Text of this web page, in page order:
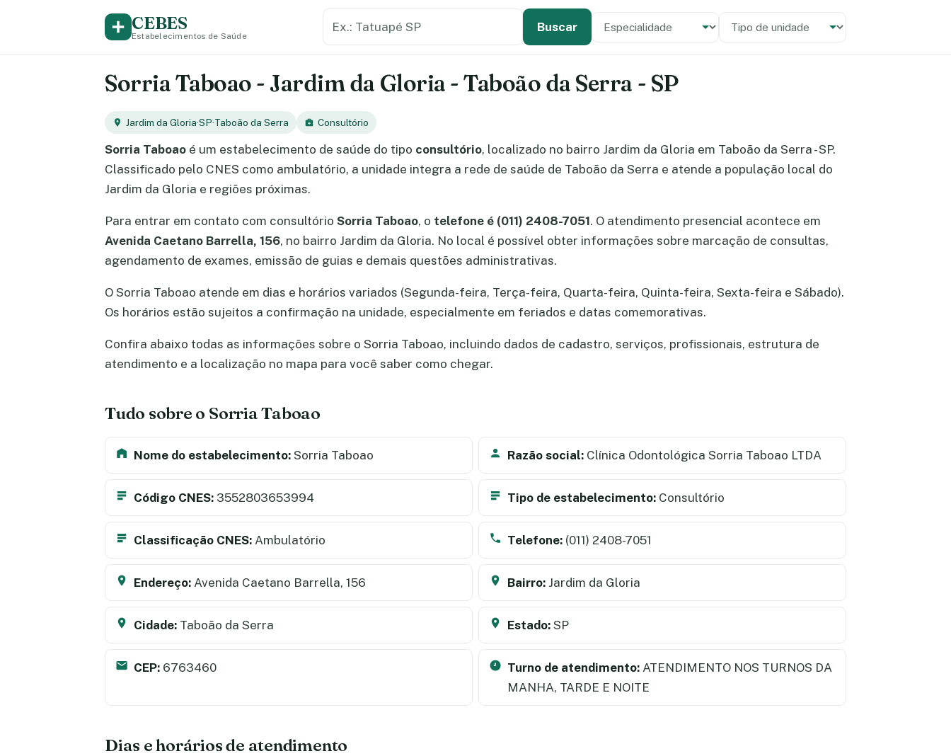
CEBES
Estabelecimentos de Saúde
Buscar Especialidade
Tipo de unidade
Sorria Taboao - Jardim da Gloria - Taboão da Serra - SP
Jardim da Gloria·SP·Taboão da Serra Consultório
Sorria Taboao é um estabelecimento de saúde do tipo consultório, localizado no bairro Jardim da Gloria em Taboão da Serra - SP.
Classificado pelo CNES como ambulatório, a unidade integra a rede de saúde de Taboão da Serra e atende a população local do
Jardim da Gloria e regiões próximas.
Para entrar em contato com consultório Sorria Taboao, o telefone é (011) 2408-7051. O atendimento presencial acontece em
Avenida Caetano Barrella, 156, no bairro Jardim da Gloria. No local é possível obter informações sobre marcação de consultas,
agendamento de exames, emissão de guias e demais questões administrativas.
O Sorria Taboao atende em dias e horários variados (Segunda-feira, Terça-feira, Quarta-feira, Quinta-feira, Sexta-feira e Sábado).
Os horários estão sujeitos a confirmação na unidade, especialmente em feriados e datas comemorativas.
Confira abaixo todas as informações sobre o Sorria Taboao, incluindo dados de cadastro, serviços, profissionais, estrutura de
atendimento e a localização no mapa para você saber como chegar.
Tudo sobre o Sorria Taboao
Nome do estabelecimento: Sorria Taboao Razão social: Clínica Odontológica Sorria Taboao LTDA
Código CNES: 3552803653994 Tipo de estabelecimento: Consultório
Classificação CNES: Ambulatório Telefone: (011) 2408-7051
Endereço: Avenida Caetano Barrella, 156 Bairro: Jardim da Gloria
Cidade: Taboão da Serra Estado: SP
CEP: 6763460 Turno de atendimento: ATENDIMENTO NOS TURNOS DA
MANHA, TARDE E NOITE
Dias e horários de atendimento